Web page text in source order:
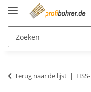
Terug naar de lijst